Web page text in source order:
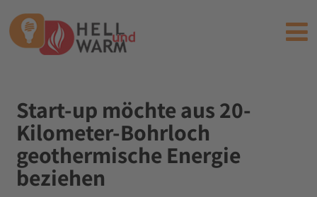
Start-up möchte aus 20-
Kilometer-Bohrloch
geothermische Energie
beziehen